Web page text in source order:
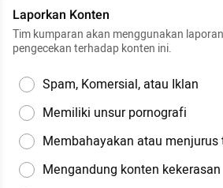
Laporkan Konten
Tim kumparan akan menggunakan
pengecekan terhadap konten ini.
Spam, Komersial, atau Iklan
Memiliki unsur pornografi
Membahayakan atau
Mengandung konten kekerasan